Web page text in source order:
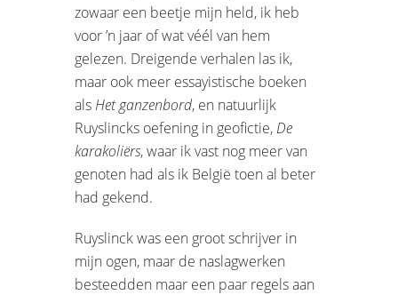
zowaar een beetje mijn held, ik heb
voor ’n jaar of wat véél van hem
gelezen. Dreigende verhalen las ik,
maar ook meer essayistische boeken
als Het ganzenbord, en natuurlijk
Ruyslincks oefening in geofictie, De
karakoliërs, waar ik vast nog meer van
genoten had als ik België toen al beter
had gekend.
Ruyslinck was een groot schrijver in
mijn ogen, maar de naslagwerken
besteedden maar een paar regels aan